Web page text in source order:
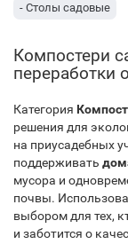
- Столы садовые
Компостери
переработки
Категория
решения для
на приусадебных
поддерживать
мусора и
почвы.
выбором для тех,
и заботится о